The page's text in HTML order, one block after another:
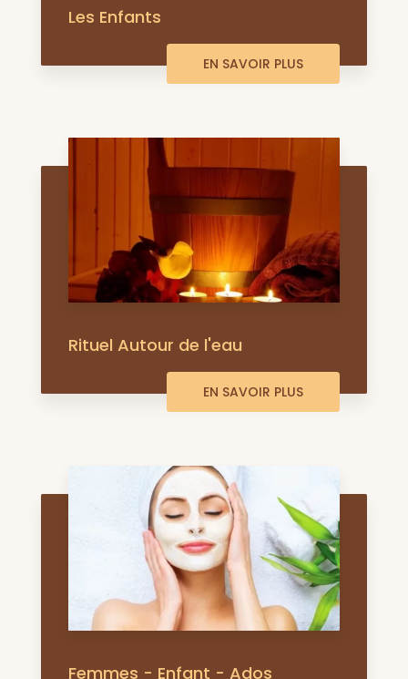
Les Enfants
EN SAVOIR PLUS
Rituel Autour de l'eau
EN SAVOIR PLUS
Femmes - Enfant - Ados